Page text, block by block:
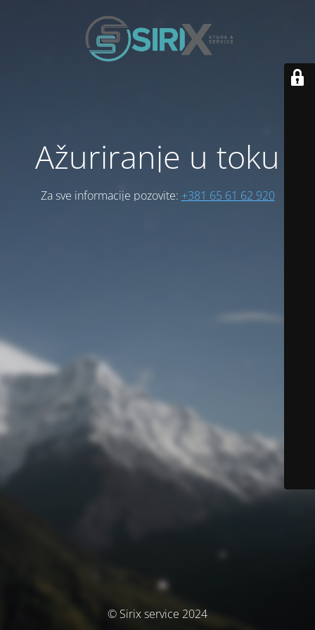
Ažuriranje u toku
Za sve informacije pozovite: +381 65 61 62 920
© Sirix service 2024